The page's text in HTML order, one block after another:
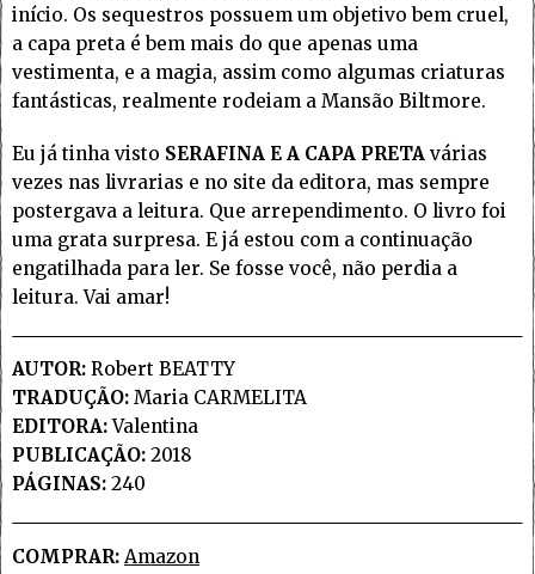
início. Os sequestros possuem um objetivo bem cruel,
a capa preta é bem mais do que apenas uma
vestimenta, e a magia, assim como algumas criaturas
fantásticas, realmente rodeiam a Mansão Biltmore.
Eu já tinha visto SERAFINA E A CAPA PRETA várias
vezes nas livrarias e no site da editora, mas sempre
postergava a leitura. Que arrependimento. O livro foi
uma grata surpresa. E já estou com a continuação
engatilhada para ler. Se fosse você, não perdia a
leitura. Vai amar!
AUTOR: Robert BEATTY
TRADUÇÃO: Maria CARMELITA
EDITORA:Valentina
PUBLICAÇÃO: 2018
PÁGINAS: 240
COMPRAR: Amazon